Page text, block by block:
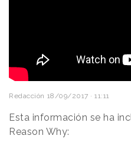
Redacción 18/09/2017 · 11:11
Esta información se ha
Reason Why: